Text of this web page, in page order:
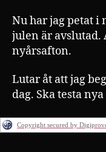
Nu har jag petat i
julen är avslutad.
nyårsafton.
Lutar åt att jag
dag. Ska testa
Copyright secured by